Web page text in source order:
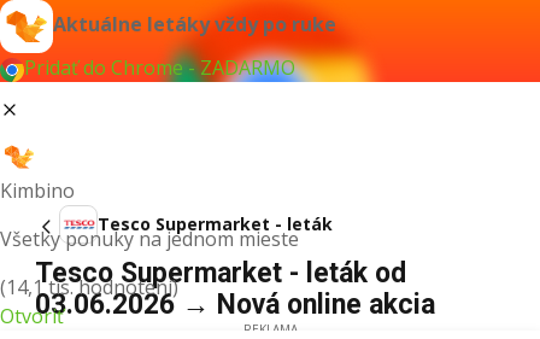
Aktuálne letáky vždy po ruke
Pridať do Chrome - ZADARMO
Kimbino
Všetky ponuky na jednom mieste
(14,1 tis. hodnotení)
Otvoriť
Tesco Supermarket - leták
Tesco Supermarket - leták od
03.06.2026 → Nová online akcia
REKLAMA